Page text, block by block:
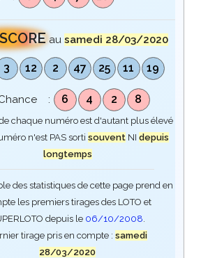
au samedi 28/03/2020
3 12 2 47 25 11 19
Chance : 6 4 2 8
chaque numéro est d'autant plus élevé
n'est PAS sortisouvent NIdepuis
longtemps
des statistiques de cette page prend en
les premiers tirages des LOTO et
depuis le 06/10/2008.
tirage pris en compte :samedi
28/03/2020